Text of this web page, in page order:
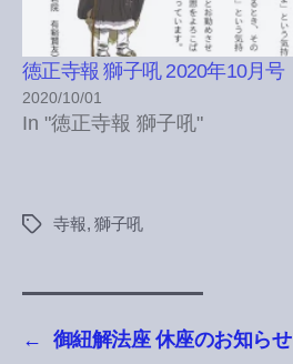
徳正寺報 獅子吼 2020年10月号
2020/10/01
In "徳正寺報 獅子吼"
Tags寺報, 獅子吼
←
御紐解法座 休座のお知らせ